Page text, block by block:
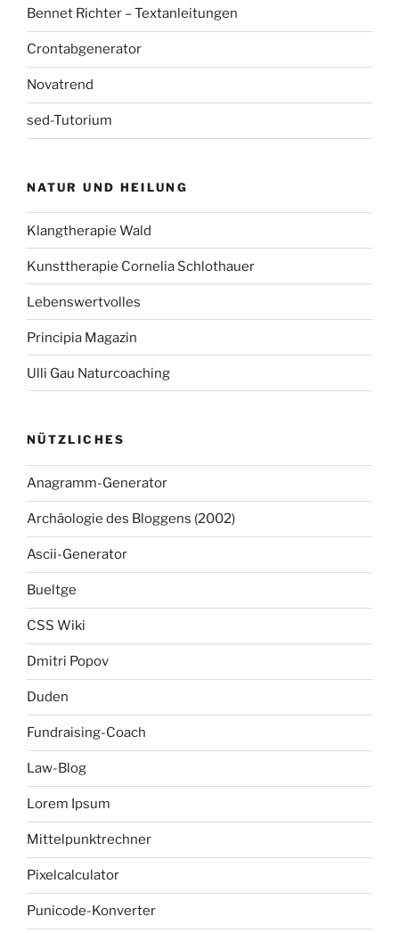
Bennet Richter – Textanleitungen
Crontabgenerator
Novatrend
sed-Tutorium
NATUR UND HEILUNG
Klangtherapie Wald
Kunsttherapie Cornelia Schlothauer
Lebenswertvolles
Principia Magazin
Ulli Gau Naturcoaching
NÜTZLICHES
Anagramm-Generator
Archäologie des Bloggens (2002)
Ascii-Generator
Bueltge
CSS Wiki
Dmitri Popov
Duden
Fundraising-Coach
Law-Blog
Lorem Ipsum
Mittelpunktrechner
Pixelcalculator
Punicode-Konverter